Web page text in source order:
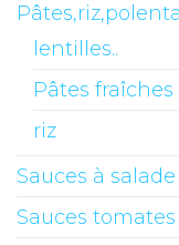
lentilles..
Pâtes fraîches
riz
Sauces à salade
Sauces